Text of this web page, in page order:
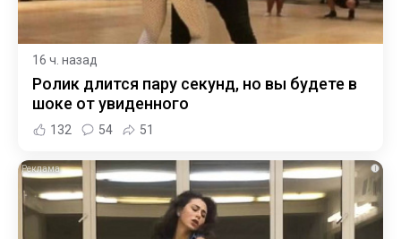
16 ч. назад
Ролик длится пару секунд, но вы будете в
шоке от увиденного
132 54 51
i